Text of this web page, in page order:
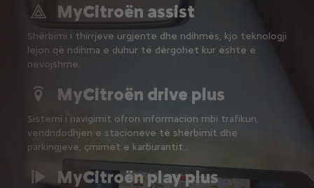
MyCitroën assist
Shërbimi i thirrjeve urgjente dhe ndihmës, kjo teknologji
lejon që ndihma e duhur të dërgohet kur është e
nevojshme.
MyCitroën drive plus
Sistemi i navigimit ofron informacion mbi trafikun,
vendndodhjen e stacioneve të shërbimit dhe
parkingjeve, çmimet e karburantit…
MyCitroën play plus